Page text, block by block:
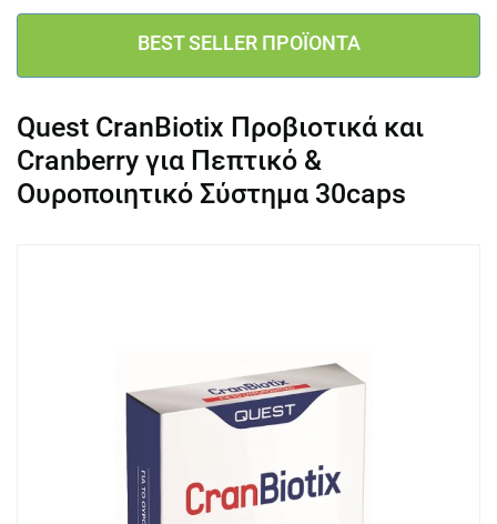
BEST SELLER ΠΡΟΪΟΝΤΑ
Quest CranBiotix Προβιοτικά και
Cranberry για Πεπτικό &
Ουροποιητικό Σύστημα 30caps